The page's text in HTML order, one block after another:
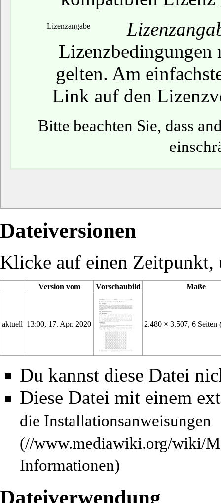
Lizenzangabe
Lizenzbedingungen
gelten. Am
Link auf den
Bitte beachten Sie, dass
Dateiversionen
Klicke auf einen Zeitpunkt,
Version vom Vorschaubild Maße
aktuell 13:00, 17. Apr. 2020 2.480 × 3.507, 6 Seiten
Du kannst diese Datei
Diese Datei mit einem
die Installationsanweisungen
Informationen)
Dateiverwendung